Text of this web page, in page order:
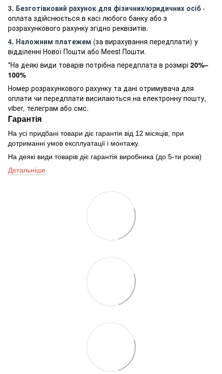
3. Безготівковий рахунок для фізичних/юридичних осіб -
оплата здійснюється в касі любого банку або з
розрахункового рахунку згідно реквізитів.
4. Наложним платежем (за вирахування передплати) у
відділенні Нової Пошти або Meest Пошти.
*На деякі види товарів потрібна передплата в розмірі 20%–
100%
Номер розрахункового рахунку та дані отримувача для
оплати чи передплати висилаються на електронну пошту,
viber, телеграм або смс.
Гарантія
На усі придбані товари діє гарантія від 12 місяців, при
дотриманні умов експлуатації і монтажу.
На деякі види товарів діє гарантія виробника (до 5-ти років)
Детальніше